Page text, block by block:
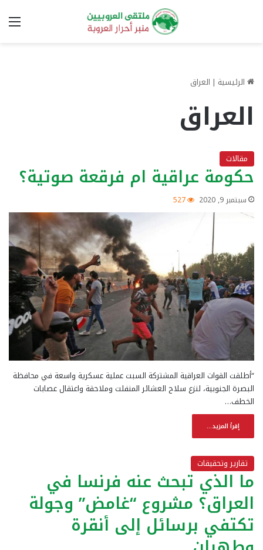
الرئيسية | العراق
العراق
مقالات
حكومة عراقية ام فرقعة صوتية؟
سبتمبر 9, 2020 527
“أطلقت القوات العراقية المشتركة السبت عملية عسكرية واسعة في محافظة
البصرة الجنوبية، لنزع سلاح العشائر المنفلت وملاحقة واعتقال عصابات
الخطف…
إقرأ المزيد...
تقارير وتحقيقات
ما الذي تبحث عنه فرنسا في
العراق؟ مشروع “غامض” وجولة
تكتفي برسائل إلى أنقرة